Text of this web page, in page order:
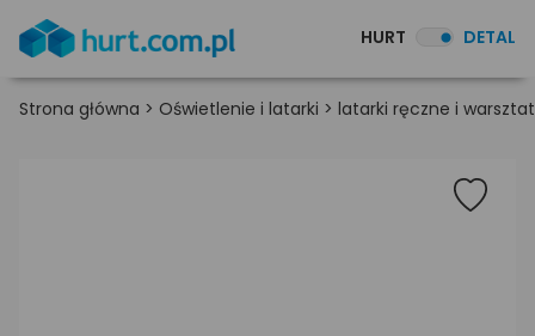
HURT DETAL
Strona główna > Oświetlenie i latarki > latarki ręczne i